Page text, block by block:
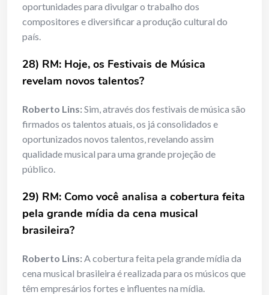
oportunidades para divulgar o trabalho dos
compositores e diversificar a produção cultural do
país.
28) RM: Hoje, os Festivais de Música
revelam novos talentos?
Roberto Lins:Sim, através dos festivais de música são
firmados os talentos atuais, os já consolidados e
oportunizados novos talentos, revelando assim
qualidade musical para uma grande projeção de
público.
29) RM: Como você analisa a cobertura feita
pela grande mídia da cena musical
brasileira?
Roberto Lins:A cobertura feita pela grande mídia da
cena musical brasileira é realizada para os músicos que
têm empresários fortes e influentes na mídia.